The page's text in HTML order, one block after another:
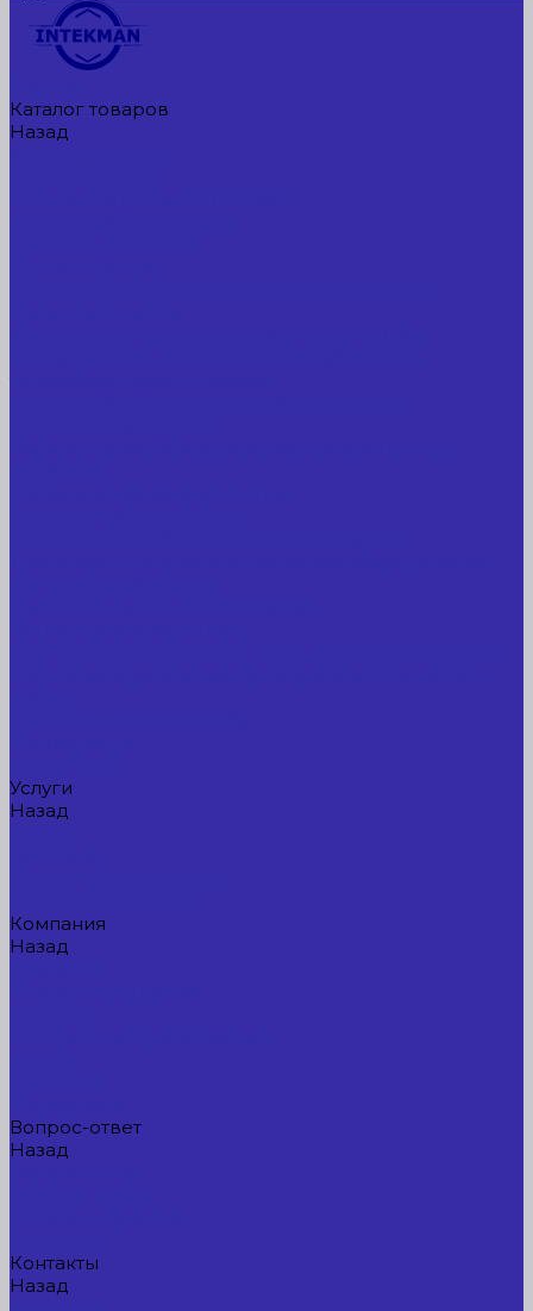
Каталог товаров
Назад
Услуги
Назад
Компания
Назад
Вопрос-ответ
Назад
Контакты
Назад